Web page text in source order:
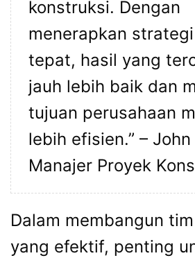
konstruksi. Dengan
menerapkan
tepat, hasil yang
jauh lebih baik dan
tujuan perusahaan
lebih efisien.” – John
Manajer Proyek
Dalam membangun
yang efektif, penting